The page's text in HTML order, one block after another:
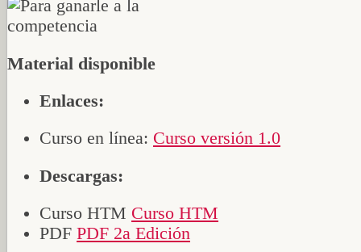
Material disponible
Enlaces:
Curso en línea: Curso versión 1.0
Descargas:
Curso HTM Curso HTM
PDF PDF 2a Edición